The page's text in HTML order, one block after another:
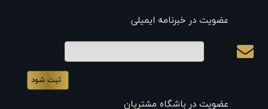
عضویت در خبرنامه ایمیلی
عضویت در باشگاه مشتریان